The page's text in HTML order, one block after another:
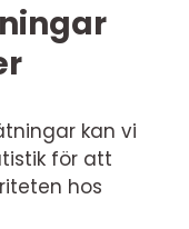
kan vi
för att
hos